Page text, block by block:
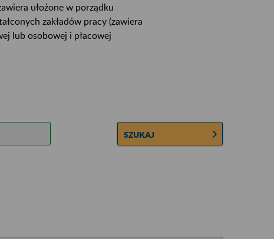
ułożone w porządku
zakładów pracy (zawiera
lub osobowej i płacowej
SZUKAJ